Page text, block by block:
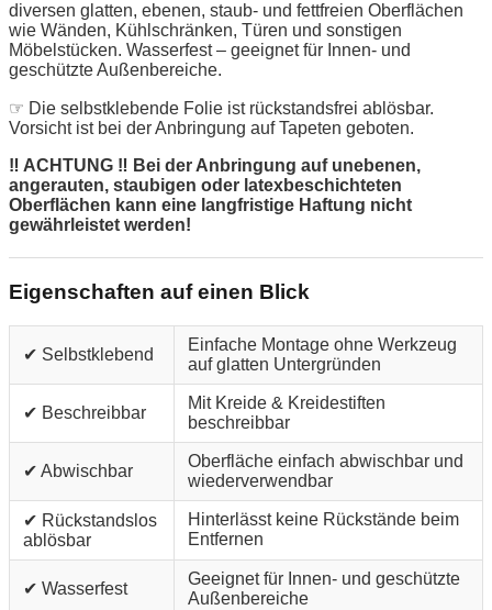
diversen glatten, ebenen, staub- und fettfreien Oberflächen
wie Wänden, Kühlschränken, Türen und sonstigen
Möbelstücken. Wasserfest – geeignet für Innen- und
geschützte Außenbereiche.
☞ Die selbstklebende Folie ist rückstandsfrei ablösbar.
Vorsicht ist bei der Anbringung auf Tapeten geboten.
‼ ACHTUNG ‼ Bei der Anbringung auf unebenen,
angerauten, staubigen oder latexbeschichteten
Oberflächen kann eine langfristige Haftung nicht
gewährleistet werden!
Eigenschaften auf einen Blick
✔ Selbstklebend
Einfache Montage ohne Werkzeug
auf glatten Untergründen
✔ Beschreibbar
Mit Kreide & Kreidestiften
beschreibbar
✔ Abwischbar
Oberfläche einfach abwischbar und
wiederverwendbar
✔ Rückstandslos
ablösbar
Hinterlässt keine Rückstände beim
Entfernen
✔ Wasserfest
Geeignet für Innen- und geschützte
Außenbereiche